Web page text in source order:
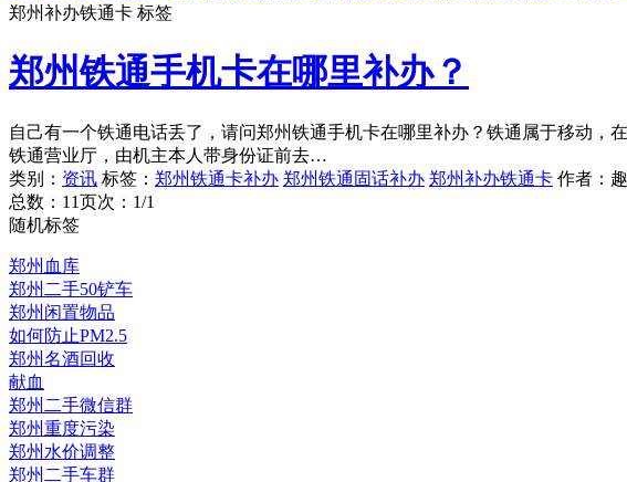
郑州补办铁通卡 标签
郑州铁通手机卡在哪里补办？
自己有一个铁通电话丢了，请问郑州铁通手机卡在哪里补办？铁通属于移动
铁通营业厅，由机主本人带身份证前去…
类别： 资讯 标签： 郑州铁通卡补办 郑州铁通固话补办 郑州补办铁通卡 作者：
总数：1 1页次：1/1
随机标签
郑州血库
郑州二手50铲车
郑州闲置物品
如何防止PM2.5
郑州名酒回收
献血
郑州二手微信群
郑州重度污染
郑州水价调整
郑州二手车群